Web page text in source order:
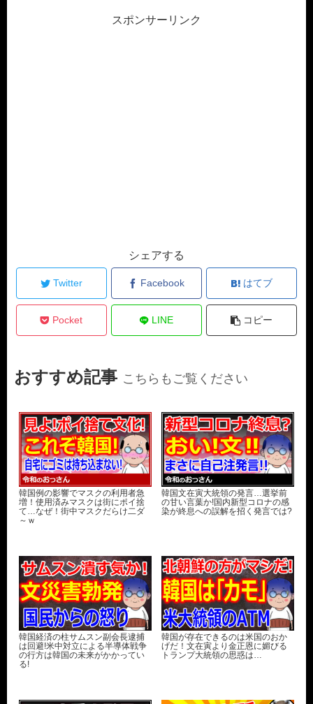
スポンサーリンク
シェアする
Twitter Facebook はてブ
Pocket LINE コピー
おすすめ記事 こちらもご覧ください
韓国例の影響でマスクの利用者急
増！使用済みマスクは街にポイ捨
て…なぜ！街中マスクだらけ二ダ
～ｗ
韓国文在寅大統領の発言…選挙前
の甘い言葉か!国内新型コロナの感
染が終息への誤解を招く発言では?
韓国経済の柱サムスン副会長逮捕
は回避!米中対立による半導体戦争
の行方は韓国の未来がかかってい
る!
韓国が存在できるのは米国のおか
げだ！文在寅より金正恩に媚びる
トランプ大統領の思惑は…